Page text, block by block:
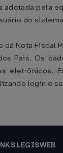
adotada pela
do
Nota
Pais. Os
eletrônicos.
login e
LEGISWEB